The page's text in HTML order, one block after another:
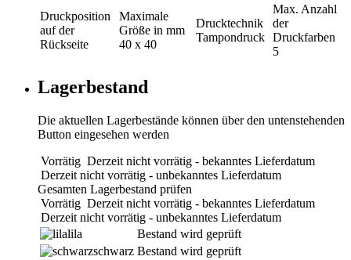
Druckposition
auf der
Rückseite
Maximale
Größe in mm
40 x 40
Drucktechnik
Tampondruck
Max. Anzahl
der
Druckfarben
5
Lagerbestand
Die aktuellen Lagerbestände können über den untenstehenden
Button eingesehen werden
Vorrätig Derzeit nicht vorrätig - bekanntes Lieferdatum
Derzeit nicht vorrätig - unbekanntes Lieferdatum
Gesamten Lagerbestand prüfen
Vorrätig Derzeit nicht vorrätig - bekanntes Lieferdatum
Derzeit nicht vorrätig - unbekanntes Lieferdatum
lila
Bestand wird geprüft
schwarz Bestand wird geprüft